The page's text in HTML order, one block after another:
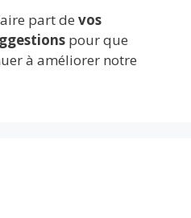
part de vos
pour que
à améliorer notre